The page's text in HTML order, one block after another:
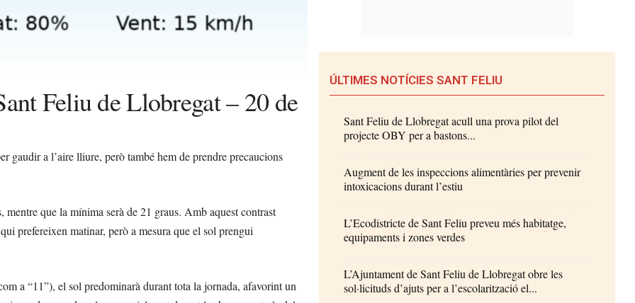
Feliu de Llobregat – 20 de
gaudir a l’aire lliure, però també hem de prendre precaucions
que la mínima serà de 21 graus. Amb aquest contrast
prefereixen matinar, però a mesura que el sol prengui
a “11”), el sol predominarà durant tota la jornada, afavorint un
ÚLTIMES NOTÍCIES SANT FELIU
Sant Feliu de Llobregat acull una prova pilot del
projecte OBY per a bastons...
Augment de les inspeccions alimentàries per prevenir
intoxicacions durant l’estiu
L’Ecodistricte de Sant Feliu preveu més habitatge,
equipaments i zones verdes
L’Ajuntament de Sant Feliu de Llobregat obre les
sol·licituds d’ajuts per a l’escolarització el...